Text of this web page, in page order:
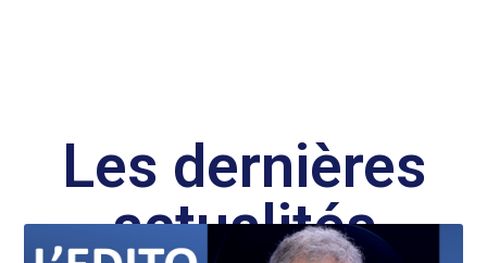
Les dernières
actualités